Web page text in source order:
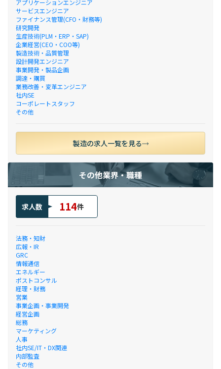
アプリケーションエンジニア
サービスエンジニア
ファイナンス管理(CFO・財務等)
研究開発
生産技術(PLM・ERP・SAP)
企業経営(CEO・COO等)
製造技術・品質管理
設計開発エンジニア
事業開発・製品企画
調達・購買
業務改善・変革エンジニア
社内SE
コーポレートスタッフ
その他
製造の求人一覧を見る
その他業界・職種
求人数 114件
法務・知財
広報・IR
GRC
情報通信
エネルギー
ポストコンサル
経理・財務
営業
事業企画・事業開発
経営企画
総務
マーケティング
人事
社内SE/IT・DX関連
内部監査
その他